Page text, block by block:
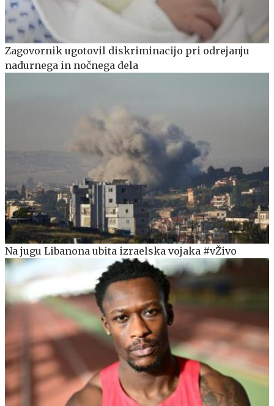
Zagovornik ugotovil diskriminacijo pri odrejanju
nadurnega in nočnega dela
Na jugu Libanona ubita izraelska vojaka #vŽivo